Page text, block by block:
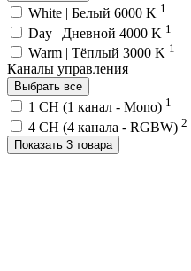
White | Белый 6000 K 1
Day | Дневной 4000 K 1
Warm | Тёплый 3000 K 1
Каналы управления
Выбрать все
1 CH (1 канал - Mono) 1
4 CH (4 канала - RGBW) 2
Показать 3 товара